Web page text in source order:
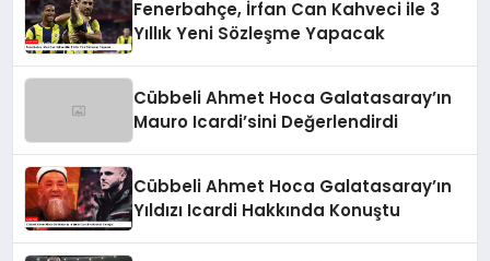
Fenerbahçe, İrfan Can Kahveci ile 3
Yıllık Yeni Sözleşme Yapacak
Cübbeli Ahmet Hoca Galatasaray’ın
Mauro Icardi’sini Değerlendirdi
Cübbeli Ahmet Hoca Galatasaray’ın
Yıldızı Icardi Hakkında Konuştu